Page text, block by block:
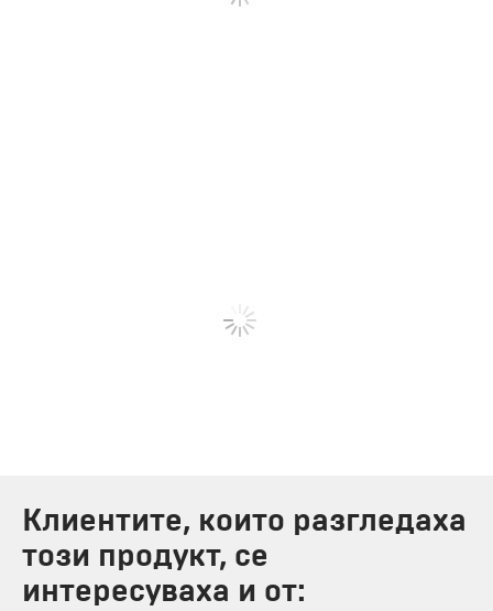
Клиентите, които разгледаха
този продукт, се
интересуваха и от: